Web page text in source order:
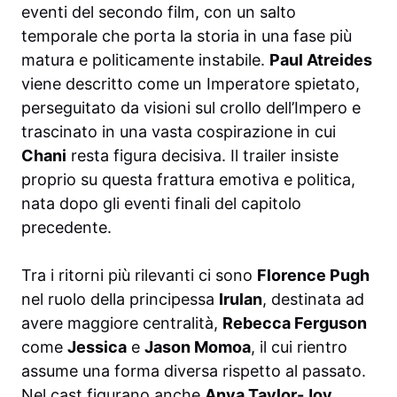
eventi del secondo film, con un salto
temporale che porta la storia in una fase più
matura e politicamente instabile. Paul Atreides
viene descritto come un Imperatore spietato,
perseguitato da visioni sul crollo dell’Impero e
trascinato in una vasta cospirazione in cui
Chani resta figura decisiva. Il trailer insiste
proprio su questa frattura emotiva e politica,
nata dopo gli eventi finali del capitolo
precedente.
Tra i ritorni più rilevanti ci sono Florence Pugh
nel ruolo della principessa Irulan, destinata ad
avere maggiore centralità, Rebecca Ferguson
come Jessica e Jason Momoa, il cui rientro
assume una forma diversa rispetto al passato.